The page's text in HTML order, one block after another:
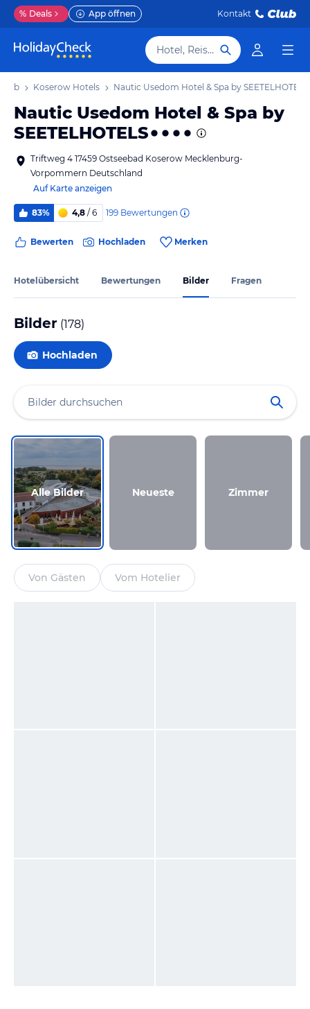
% Deals App öffnen Kontakt
Hotel, Reiseziel
Koserow Hotels Nautic Usedom Hotel & Spa by SEETELHOTELS
Nautic Usedom Hotel & Spa by
SEETELHOTELS
Triftweg 4 17459 Ostseebad Koserow Mecklenburg-
Vorpommern Deutschland
Auf Karte anzeigen
83% 4,8 / 6 199 Bewertungen
Bewerten Hochladen Merken
Hotelübersicht Bewertungen Bilder Fragen
Bilder (178)
Hochladen
Alle Bilder Neueste Zimmer
Von Gästen Vom Hotelier